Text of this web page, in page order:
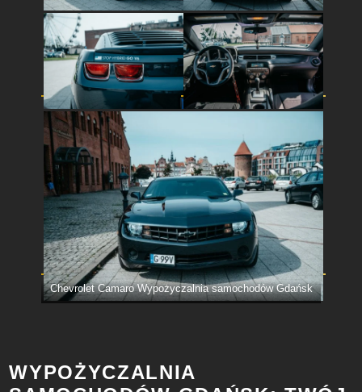
Chevrolet Camaro Wypożyczalnia samochodów Gdańsk
WYPOŻYCZALNIA